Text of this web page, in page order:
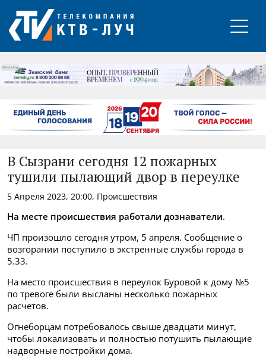
РЕКЛАМА
В Сызрани сегодня 12 пожарных
тушили пылающий двор в переулке
5 Апреля 2023, 20:00, Происшествия
На месте происшествия работали дознаватели.
ЧП произошло сегодня утром, 5 апреля. Сообщение о
возгорании поступило в экстренные службы города в
5.33.
На место происшествия в переулок Буровой к дому №5
по тревоге были высланы несколько пожарных
расчетов.
Огнеборцам потребовалось свыше двадцати минут,
чтобы локализовать и полностью потушить пылающие
надворные постройки дома.